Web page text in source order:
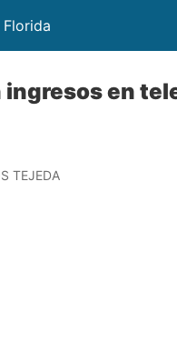
ingresos en
TEJEDA